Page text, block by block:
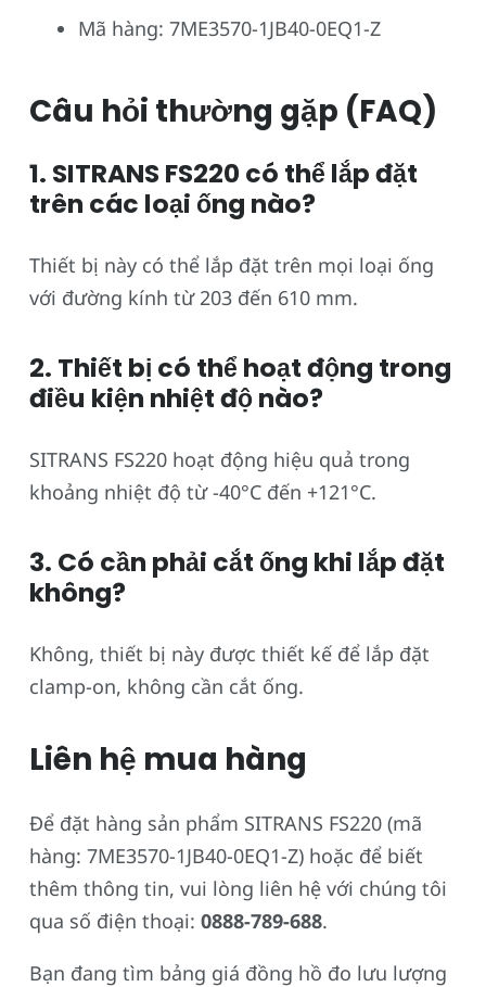
Mã hàng: 7ME3570-1JB40-0EQ1-Z
Câu hỏi thường gặp (FAQ)
1. SITRANS FS220 có thể lắp đặt
trên các loại ống nào?
Thiết bị này có thể lắp đặt trên mọi loại ống
với đường kính từ 203 đến 610 mm.
2. Thiết bị có thể hoạt động trong
điều kiện nhiệt độ nào?
SITRANS FS220 hoạt động hiệu quả trong
khoảng nhiệt độ từ -40°C đến +121°C.
3. Có cần phải cắt ống khi lắp đặt
không?
Không, thiết bị này được thiết kế để lắp đặt
clamp-on, không cần cắt ống.
Liên hệ mua hàng
Để đặt hàng sản phẩm SITRANS FS220 (mã
hàng: 7ME3570-1JB40-0EQ1-Z) hoặc để biết
thêm thông tin, vui lòng liên hệ với chúng tôi
qua số điện thoại: 0888-789-688.
Bạn đang tìm bảng giá đồng hồ đo lưu lượng